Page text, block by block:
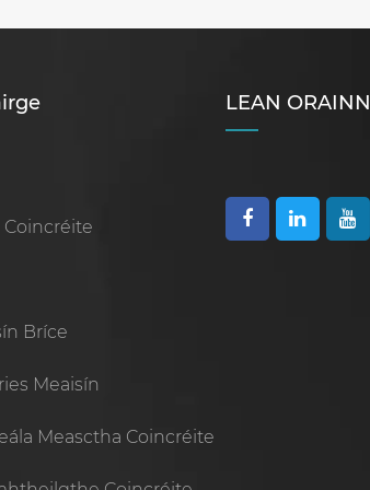
Coincréite
Bríce
Meaisín
Measctha Coincréite
LEAN ORAINN